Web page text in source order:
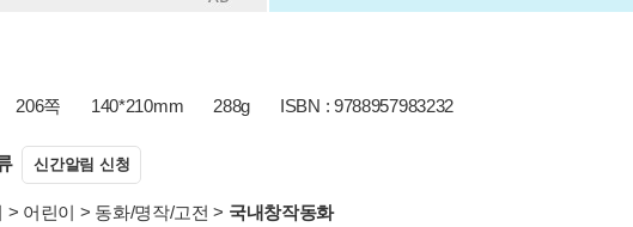
206쪽 140*210mm 288g ISBN : 9788957983232
신간알림 신청
> 어린이 > 동화/명작/고전 > 국내창작동화